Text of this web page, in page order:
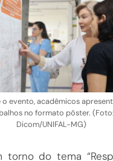
o evento, acadêmicos
no formato pôster. (Foto:
Dicom/UNIFAL-MG)
torno do tema